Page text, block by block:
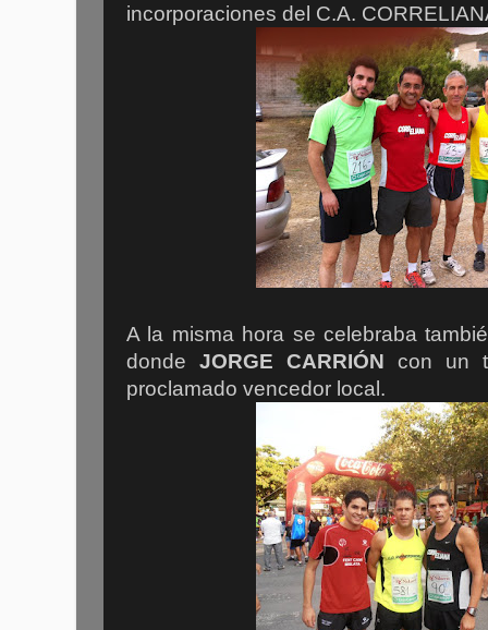
incorporaciones del C.A.
A la misma hora se celebraba
donde JORGE CARRIÓN con un
proclamado vencedor local.